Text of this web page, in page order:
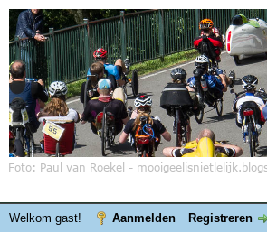
Welkom gast! Aanmelden Registreren